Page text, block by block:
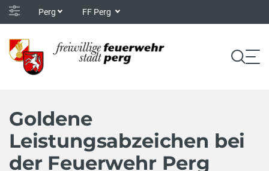
Perg FF Perg
Goldene
Leistungsabzeichen bei
der Feuerwehr Perg